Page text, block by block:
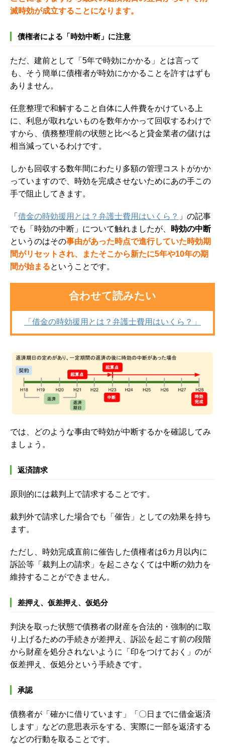
滅時効が成立することになります。
債権者による「時効中断」に注意
ただ、建前として「5年で時効にかかる」とは言って
も、そう簡単に債権者が時効にかかることを許すはずも
ありません。
任意整理で和解すること自体に人件費をかけている上
に、利息が取れないものを数年かかって回収するわけで
すから、債務整理前の状態と比べると貸金業者の儲けは
相当減っているわけです。
しかも回収する数年間にわたり多額の管理コストがかか
っていますので、時効を完成させないためにあの手この
手で阻止してきます。
「 借金の時効援用とは？弁護士費用はいくら？ 」の記事
でも「時効の中断」について触れましたが、
時効の中断
というのはその事由があった時点で進行していた時効期
間がリセットされ、またそこから新たに5年や10年の期
間が始まるということです。
合わせて読みたい
「借金の時効援用とは？弁護士費用はいくら？」
では、どのような事由で時効が中断するかを確認してみ
ましょう。
返済請求
原則的には裁判上で請求することです。
裁判外で請求した場合でも「催告」としての効果を持ち
ます。
ただし、時効完成直前に催告した債権者は6カ月以内に
訴訟等「裁判上の請求」を起こさなくては中断の効力を
維持することができません。
差押え、仮差押え、仮処分
判決を取った状態で債務者の財産を合法的・強制的に取
り上げるための手続きが差押え、訴訟を起こす前の段階
から財産を処分されないように「印をつけておく」のが
仮差押え、仮処分という手続きです。
承認
債務者が「確かに借りています」「〇日までに借金返済
します」などの意思表示をする、実際に一部を返済する
などの行動を取ることです。